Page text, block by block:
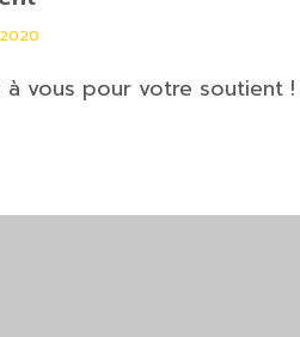
à vous pour votre soutient !